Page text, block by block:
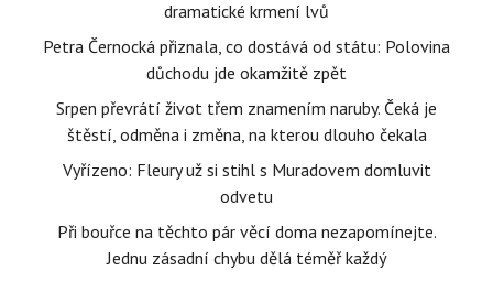
dramatické krmení lvů
Petra Černocká přiznala, co dostává od státu: Polovina
důchodu jde okamžitě zpět
Srpen převrátí život třem znamením naruby. Čeká je
štěstí, odměna i změna, na kterou dlouho čekala
Vyřízeno: Fleury už si stihl s Muradovem domluvit
odvetu
Při bouřce na těchto pár věcí doma nezapomínejte.
Jednu zásadní chybu dělá téměř každý